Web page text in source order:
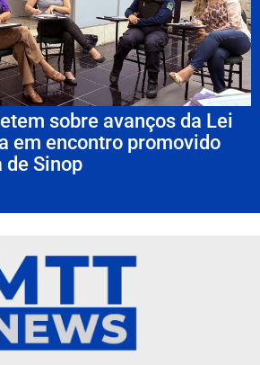
sobre avanços da Lei
em encontro promovido
Sinop